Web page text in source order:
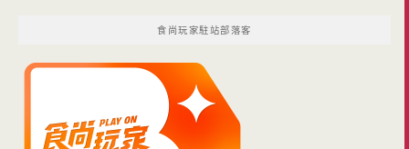
食尚玩家駐站部落客